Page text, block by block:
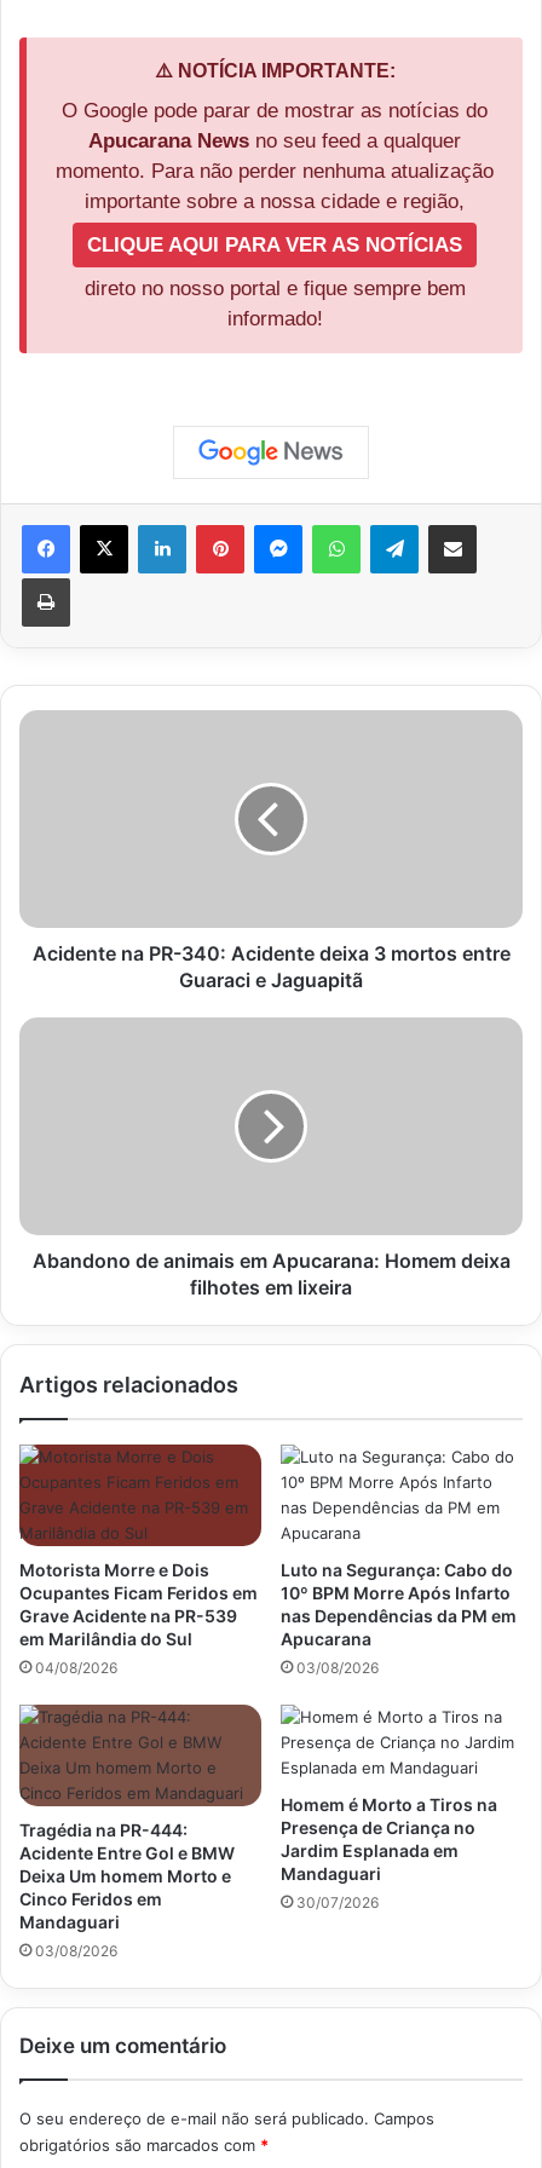
⚠️ NOTÍCIA IMPORTANTE:
O Google pode parar de mostrar as notícias do
Apucarana News no seu feed a qualquer
momento. Para não perder nenhuma atualização
importante sobre a nossa cidade e região,
CLIQUE AQUI PARA VER AS NOTÍCIAS
direto no nosso portal e fique sempre bem
informado!
Facebook
X LinkedinPinterestMessengerWhatsAppTelegramCompartilhar via e-mail
Imprimir
Acidente
entre
Guaraci
Acidente na PR-340: Acidente deixa 3 mortos entre
Guaraci e Jaguapitã
Abandono
em
lixeira
Abandono de animais em Apucarana: Homem deixa
filhotes em lixeira
Artigos relacionados
Motorista Morre e Dois
Ocupantes Ficam Feridos em
Grave Acidente na PR-539
em Marilândia do Sul
04/08/2026
Luto na Segurança: Cabo do
10º BPM Morre Após Infarto
nas Dependências da PM em
Apucarana
03/08/2026
Tragédia na PR-444:
Acidente Entre Gol e BMW
Deixa Um homem Morto e
Cinco Feridos em
Mandaguari
03/08/2026
Homem é Morto a Tiros na
Presença de Criança no
Jardim Esplanada em
Mandaguari
30/07/2026
Deixe um comentário
O seu endereço de e-mail não será publicado. Campos
obrigatórios são marcados com *